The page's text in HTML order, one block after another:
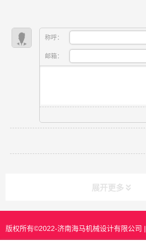
称呼：
邮箱：
展开更多
课程分类 CLASS
版权所有©2022-济南海马机械设计有限公司 |